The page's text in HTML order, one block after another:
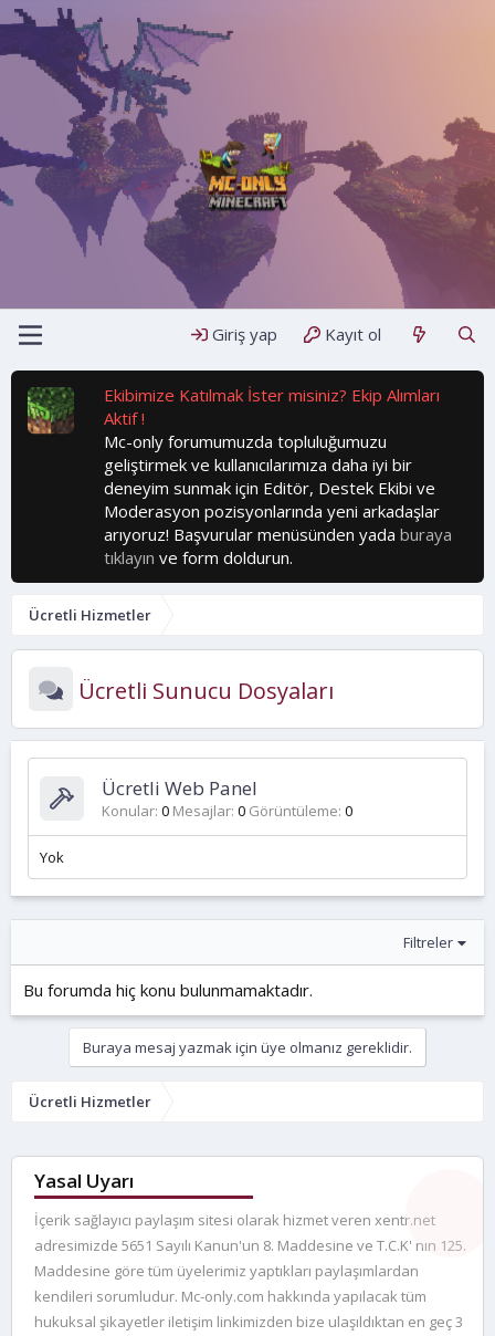
Giriş yap Kayıt ol
Ekibimize Katılmak İster misiniz? Ekip Alımları
Aktif !
Mc-only forumumuzda topluluğumuzu
geliştirmek ve kullanıcılarımıza daha iyi bir
deneyim sunmak için Editör, Destek Ekibi ve
Moderasyon pozisyonlarında yeni arkadaşlar
arıyoruz! Başvurular menüsünden yada buraya
tıklayın ve form doldurun.
Ücretli Hizmetler
Ücretli Sunucu Dosyaları
Ücretli Web Panel
Konular 0 Mesajlar 0 Görüntüleme 0
Yok
Filtreler
Bu forumda hiç konu bulunmamaktadır.
Buraya mesaj yazmak için üye olmanız gereklidir.
Ücretli Hizmetler
Yasal Uyarı
İçerik sağlayıcı paylaşım sitesi olarak hizmet veren xentr.net
adresimizde 5651 Sayılı Kanun'un 8. Maddesine ve T.C.K' nın 125.
Maddesine göre tüm üyelerimiz yaptıkları paylaşımlardan
kendileri sorumludur. Mc-only.com hakkında yapılacak tüm
hukuksal şikayetler iletişim linkimizden bize ulaşıldıktan en geç 3